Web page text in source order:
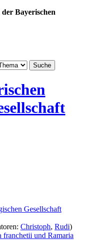
Bayerischen
Gesellschaft
Christoph, Rudi)
franchetii und Ramaria